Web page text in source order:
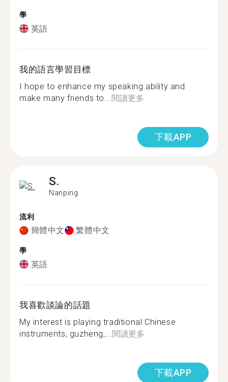
學
英語
我的語言學習目標
I hope to enhance my speaking ability and
make many friends to... 閱讀更多
下載APP
S.
Nanping
流利
簡體中文 繁體中文
學
英語
我喜歡談論的話題
My interest is playing traditional Chinese
instruments, guzheng,... 閱讀更多
下載APP